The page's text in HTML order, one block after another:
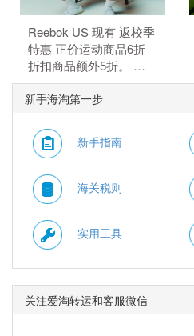
Reebok US 现有 返校季
特惠 正价运动商品6折
折扣商品额外5折。 正
价商品6折，折扣商品额
外5折，需要使用优惠
新手海淘第一步
新手指南
海关税则
实用工具
关注爱淘转运和客服微信